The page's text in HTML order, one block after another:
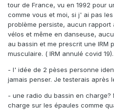
tour de France, vu en 1992 pour
comme vous et moi, si j' ai pas
problème persiste, aucun rapport
vélos et même en danseuse,
au bassin et me prescrit une IRM
musculaire. ( IRM annulé covid 19).
- l' idée de 2 pèses personne
jamais penser. Je testerais après
- une radio du bassin en
charge sur les épaules comme